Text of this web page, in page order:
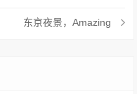
东京夜景，Amazing